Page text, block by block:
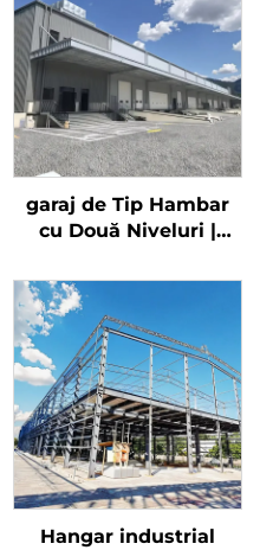
garaj de Tip Hambar
cu Două Niveluri |
Prefabricată | Kituri
pentru Clădiri din Oțel
| Clădire Prefabricată
din Oțel
Hangar industrial